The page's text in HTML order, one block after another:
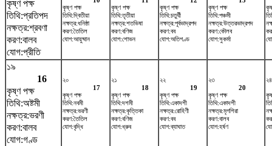
কৃষ্ণ পক্ষ
তিথি:প্রতিপদ
নক্ষত্র:শ্রবণা
করণ:বালব
যোগ:প্রীতি
কৃষ্ণ পক্ষ
তিথি:দ্বিতীয়া
নক্ষত্র:ধনিষ্ঠা
করণ:তৈতিল
যোগ:আয়ুষ্মান
কৃষ্ণ পক্ষ
তিথি:তৃতীয়া
নক্ষত্র:শতভিষ‌া
করণ:বণিজ
যোগ:শোভন
কৃষ্ণ পক্ষ
তিথি:চতুর্থী
নক্ষত্র:পূর্বভাদ্রপদ
করণ:বব
যোগ:অতিগণ্ড
কৃষ্ণ পক্ষ
তিথি:পঞ্চমী
নক্ষত্র:উত্তরভাদ্রপদ
করণ:কৌলব
যোগ:সুকর্মা
১৯
16
কৃষ্ণ পক্ষ
তিথি:অষ্টমী
নক্ষত্র:ভরণী
করণ:বালব
যোগ:গণ্ড
২০
17
কৃষ্ণ পক্ষ
তিথি:নবমী
নক্ষত্র:ভরণী
করণ:তৈতিল
যোগ:বৃদ্ধি
২১
18
কৃষ্ণ পক্ষ
তিথি:দশমী
নক্ষত্র:কৃত্তিকা
করণ:বণিজ
যোগ:ধ্রুব
২২
19
কৃষ্ণ পক্ষ
তিথি:একাদশী
নক্ষত্র:রোহিণী
করণ:বব
যোগ:ব্যাঘাত
২৩
20
কৃষ্ণ পক্ষ
তিথি:একাদশী
নক্ষত্র:মৃগশিরা
করণ:বালব
যোগ:হর্ষণ
২৪